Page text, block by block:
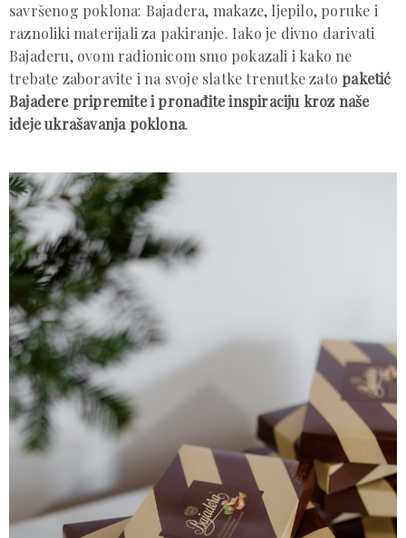
savršenog poklona: Bajadera, makaze, ljepilo, poruke i
raznoliki materijali za pakiranje. Iako je divno darivati
Bajaderu, ovom radionicom smo pokazali i kako ne
trebate zaboravite i na svoje slatke trenutke zatopaketić
Bajadere pripremite i pronađite inspiraciju kroz naše
ideje ukrašavanja poklona.